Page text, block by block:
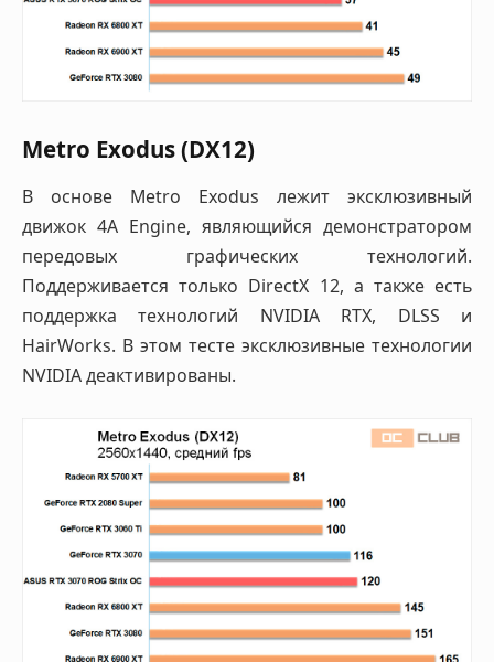
Metro Exodus (DX12)
В основе Metro Exodus лежит эксклюзивный
движок 4A Engine, являющийся демонстратором
передовых графических технологий.
Поддерживается только DirectX 12, а также есть
поддержка технологий NVIDIA RTX, DLSS и
HairWorks. В этом тесте эксклюзивные технологии
NVIDIA деактивированы.